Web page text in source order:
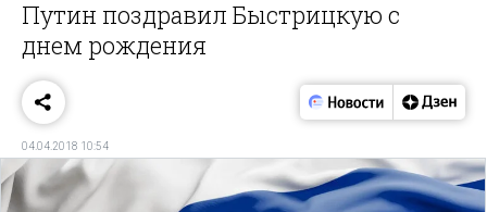
Путин поздравил Быстрицкую с
днем рождения
04.04.2018 10:54